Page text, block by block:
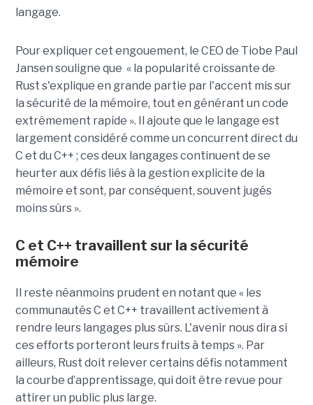
langage.
Pour expliquer cet engouement, le CEO de Tiobe Paul
Jansen souligne que « la popularité croissante de
Rust s'explique en grande partie par l'accent mis sur
la sécurité de la mémoire, tout en générant un code
extrêmement rapide ». Il ajoute que le langage est
largement considéré comme un concurrent direct du
C et du C++ ; ces deux langages continuent de se
heurter aux défis liés à la gestion explicite de la
mémoire et sont, par conséquent, souvent jugés
moins sûrs ».
C et C++ travaillent sur la sécurité
mémoire
Il reste néanmoins prudent en notant que « les
communautés C et C++ travaillent activement à
rendre leurs langages plus sûrs. L'avenir nous dira si
ces efforts porteront leurs fruits à temps ». Par
ailleurs, Rust doit relever certains défis notamment
la courbe d’apprentissage, qui doit être revue pour
attirer un public plus large.